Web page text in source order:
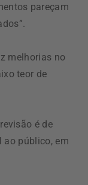
pareçam
melhorias no
teor de
é de
ao público, em